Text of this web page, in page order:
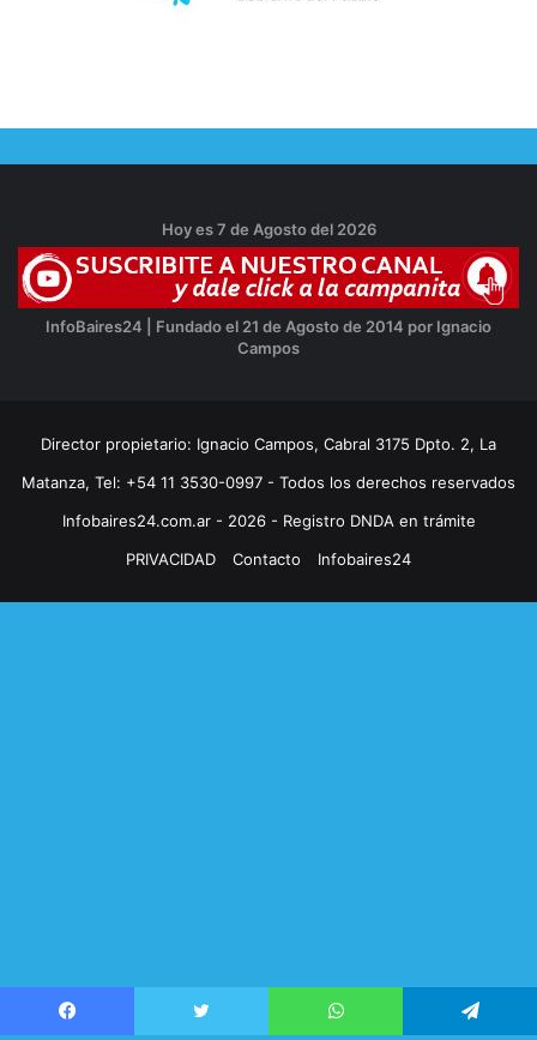
Hoy es 7 de Agosto del 2026
InfoBaires24 | Fundado el 21 de Agosto de 2014 por Ignacio
Campos
Director propietario: Ignacio Campos, Cabral 3175 Dpto. 2, La
Matanza, Tel: +54 11 3530-0997 - Todos los derechos reservados
Infobaires24.com.ar - 2026 - Registro DNDA en trámite
PRIVACIDAD
Contacto Infobaires24
Facebook WhatsApp Telegram